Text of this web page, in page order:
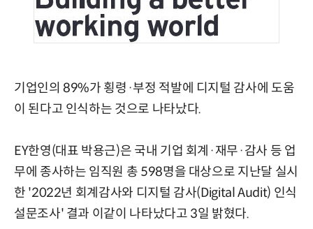
기업인의 89%가 횡령·부정 적발에 디지털 감사에 도움
이 된다고 인식하는 것으로 나타났다.
EY한영(대표 박용근)은 국내 기업 회계·재무·감사 등 업
무에 종사하는 임직원 총 598명을 대상으로 지난달 실시
한 '2022년 회계감사와 디지털 감사(Digital Audit) 인식
설문조사' 결과 이같이 나타났다고 3일 밝혔다.